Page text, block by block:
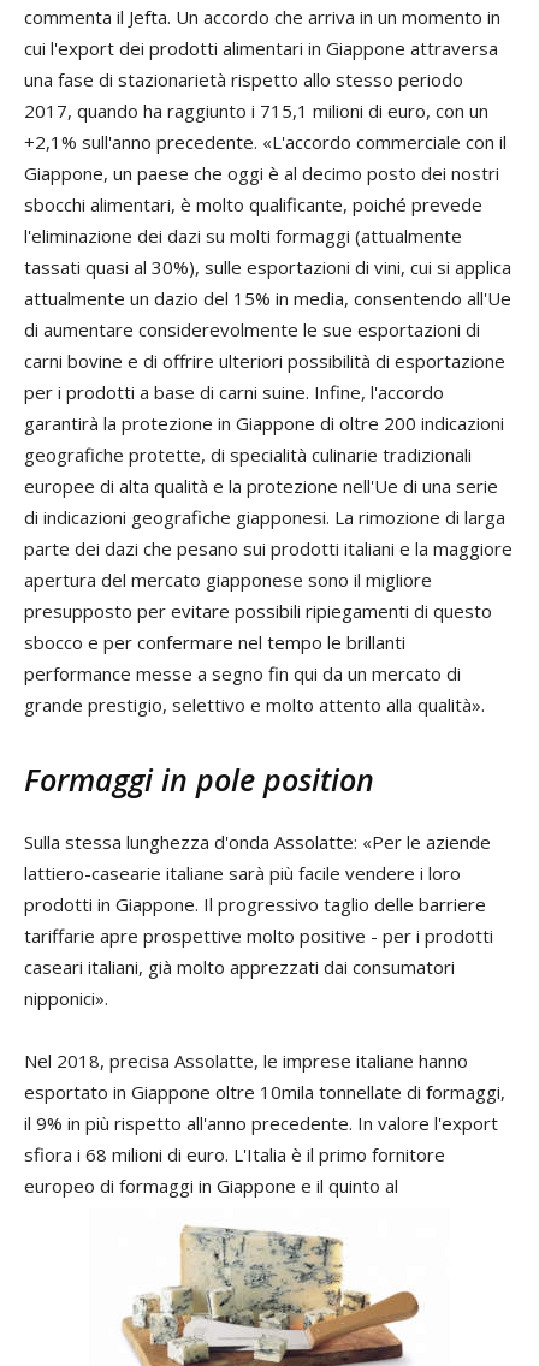
commenta il Jefta. Un accordo che arriva in un momento in
cui l'export dei prodotti alimentari in Giappone attraversa
una fase di stazionarietà rispetto allo stesso periodo
2017, quando ha raggiunto i 715,1 milioni di euro, con un
+2,1% sull'anno precedente. «L'accordo commerciale con il
Giappone, un paese che oggi è al decimo posto dei nostri
sbocchi alimentari, è molto qualificante, poiché prevede
l'eliminazione dei dazi su molti formaggi (attualmente
tassati quasi al 30%), sulle esportazioni di vini, cui si applica
attualmente un dazio del 15% in media, consentendo all'Ue
di aumentare considerevolmente le sue esportazioni di
carni bovine e di offrire ulteriori possibilità di esportazione
per i prodotti a base di carni suine. Infine, l'accordo
garantirà la protezione in Giappone di oltre 200 indicazioni
geografiche protette, di specialità culinarie tradizionali
europee di alta qualità e la protezione nell'Ue di una serie
di indicazioni geografiche giapponesi. La rimozione di larga
parte dei dazi che pesano sui prodotti italiani e la maggiore
apertura del mercato giapponese sono il migliore
presupposto per evitare possibili ripiegamenti di questo
sbocco e per confermare nel tempo le brillanti
performance messe a segno fin qui da un mercato di
grande prestigio, selettivo e molto attento alla qualità».
Formaggi in pole position
Sulla stessa lunghezza d'onda Assolatte: «Per le aziende
lattiero-casearie italiane sarà più facile vendere i loro
prodotti in Giappone. Il progressivo taglio delle barriere
tariffarie apre prospettive molto positive - per i prodotti
caseari italiani, già molto apprezzati dai consumatori
nipponici».
Nel 2018, precisa Assolatte, le imprese italiane hanno
esportato in Giappone oltre 10mila tonnellate di formaggi,
il 9% in più rispetto all'anno precedente. In valore l'export
sfiora i 68 milioni di euro. L'Italia è il primo fornitore
europeo di formaggi in Giappone e il quinto al